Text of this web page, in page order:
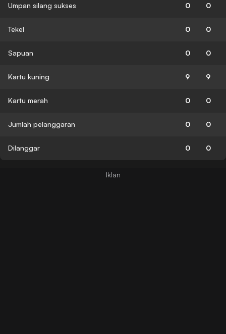
Umpan silang sukses 0 0
Tekel 0 0
Sapuan 0 0
Kartu kuning 9 9
Kartu merah 0 0
Jumlah pelanggaran 0 0
Dilanggar 0 0